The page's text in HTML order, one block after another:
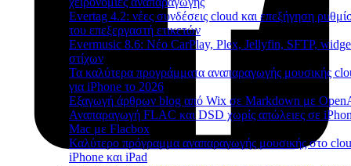
Evertag 4.2: νέες συνδέσεις cloud και επεξήγηση
του επεξεργαστή ετικετών
Evermusic 8.6: Νέο CarPlay, Plex, Jellyfin, SFTP,
στίχων
Τα καλύτερα προγράμματα αναπαραγωγής μουσικής
για iPhone το 2026
Εξαγωγή άρθρων blog από Wix σε Markdown με
Αναπαραγωγή FLAC και DSD χωρίς απώλειες σε
Mac με Flacbox
Καλύτερο πρόγραμμα αναπαραγωγής μουσικής στο
iPhone και iPad